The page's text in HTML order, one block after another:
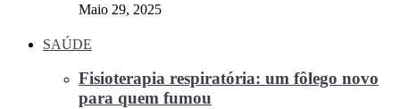
Maio 29, 2025
SAÚDE
Fisioterapia respiratória: um fôlego novo
para quem fumou